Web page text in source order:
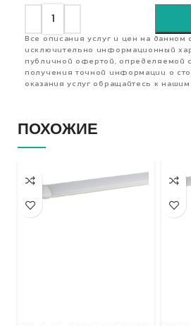
Все описания услуг и цен на данном
исключительно информационный
публичной офертой, определяемой
получения точной информации о
оказания услуг обращайтесь к
ПОХОЖИЕ